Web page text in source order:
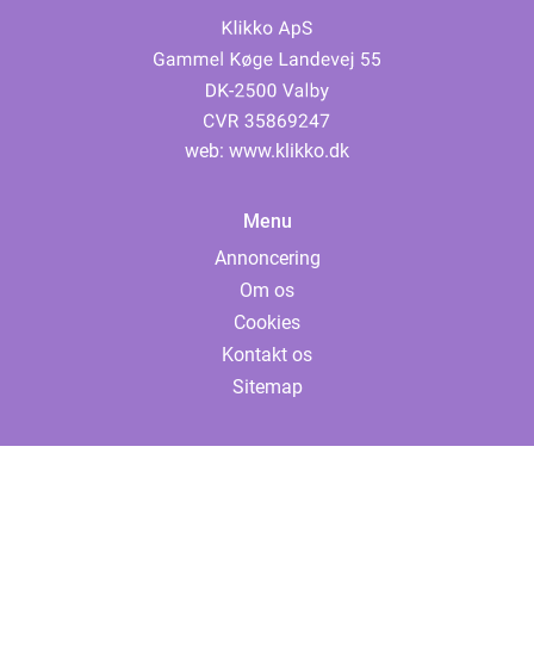
web: www.klikko.dk
Menu
Annoncering
Om os
Cookies
Kontakt os
Sitemap